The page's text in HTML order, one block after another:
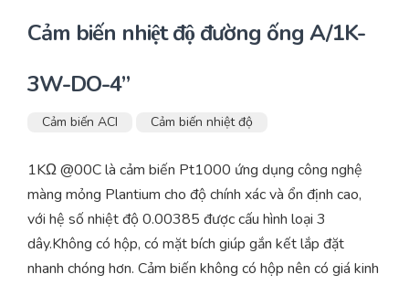
Cảm biến nhiệt độ đường ống A/1K-
3W-DO-4”
Cảm biến ACI Cảm biến nhiệt độ
1KΩ @00C là cảm biến Pt1000 ứng dụng công nghệ
màng mỏng Plantium cho độ chính xác và ổn định cao,
với hệ số nhiệt độ 0.00385 được cấu hình loại 3
dây.Không có hộp, có mặt bích giúp gắn kết lắp đặt
nhanh chóng hơn. Cảm biến không có hộp nên có giá kinh